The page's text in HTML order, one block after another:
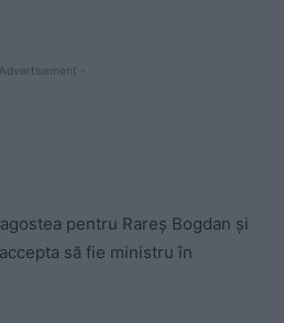
-
pentru Rareș Bogdan și
să fie ministru în